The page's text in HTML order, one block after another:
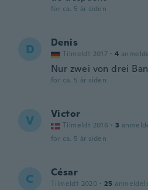
for ca. 5 år siden
D Denis
Tilmeldt 2017 · 4
Nur zwei von drei
for ca. 5 år siden
V Victor
Tilmeldt 2016 · 3
for ca. 5 år siden
C César
Tilmeldt 2020 · 25